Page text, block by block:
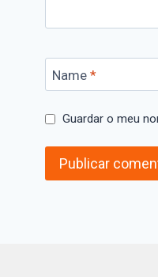
Name *
Guardar o meu